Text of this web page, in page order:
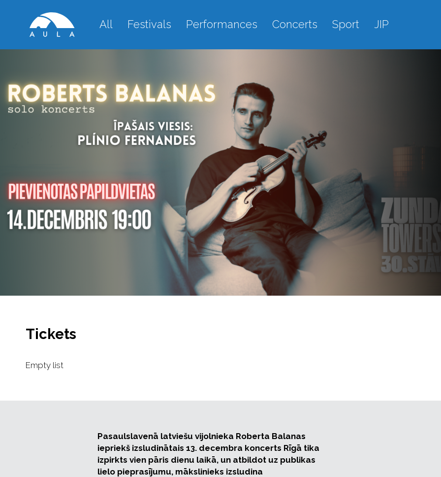
All Festivals Performances Concerts Sport JIP
Tickets
Empty list
Pasaulslavenā latviešu vijolnieka Roberta Balanas
iepriekš izsludinātais 13. decembra koncerts Rīgā tika
izpirkts vien pāris dienu laikā, un atbildot uz publikas
lielo pieprasījumu, mākslinieks izsludina